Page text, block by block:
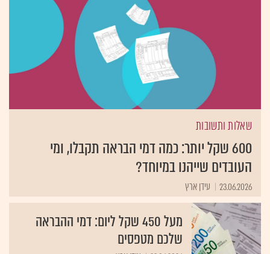
שאלות ותשובות
600 שקל יותר: כמה דמי הבראה תקבלו, ומי
העובדים שייהנו במיוחד?
23.06.2026 עידן ארץ
מעל 450 שקל ליום: דמי ההבראה
שלכם מטפסים